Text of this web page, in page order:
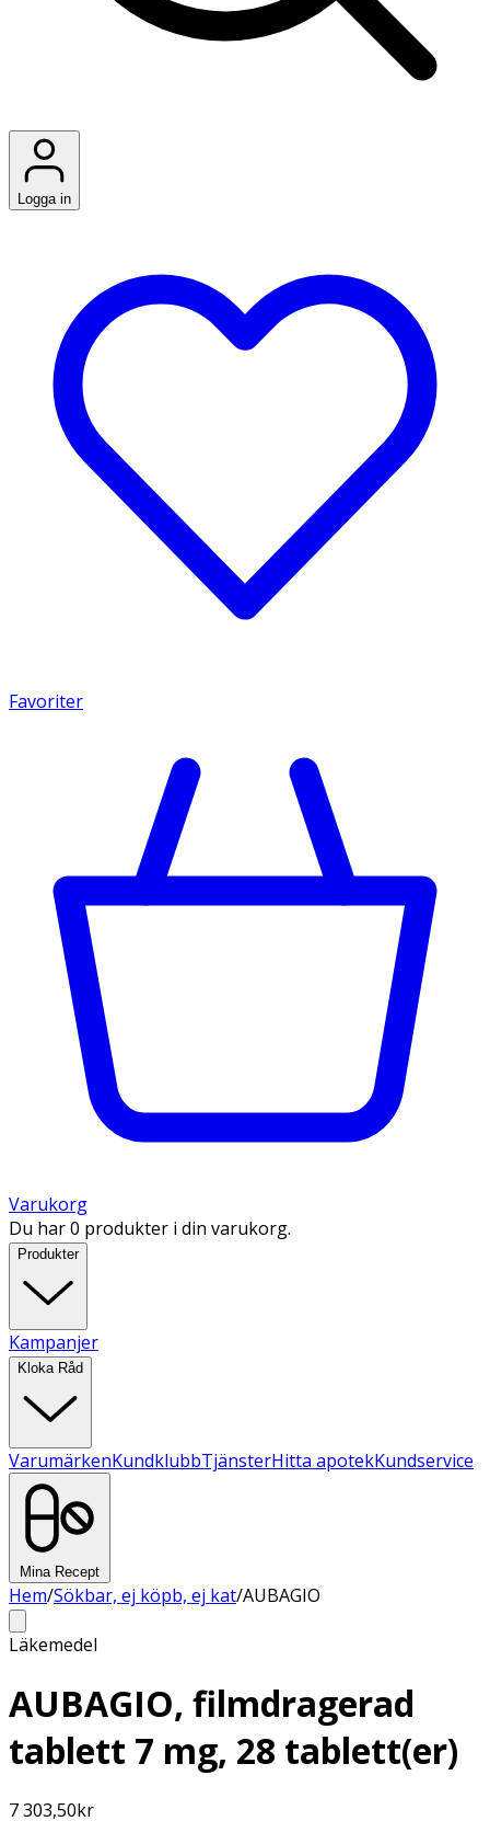
Logga in
Favoriter
Varukorg
Du har 0 produkter i din varukorg.
Produkter
Kampanjer
Kloka Råd
VarumärkenKundklubbTjänsterHitta apotekKundservice
Mina Recept
Hem/Sökbar, ej köpb, ej kat/AUBAGIO
Läkemedel
AUBAGIO, filmdragerad
tablett 7 mg, 28 tablett(er)
7 303,50kr